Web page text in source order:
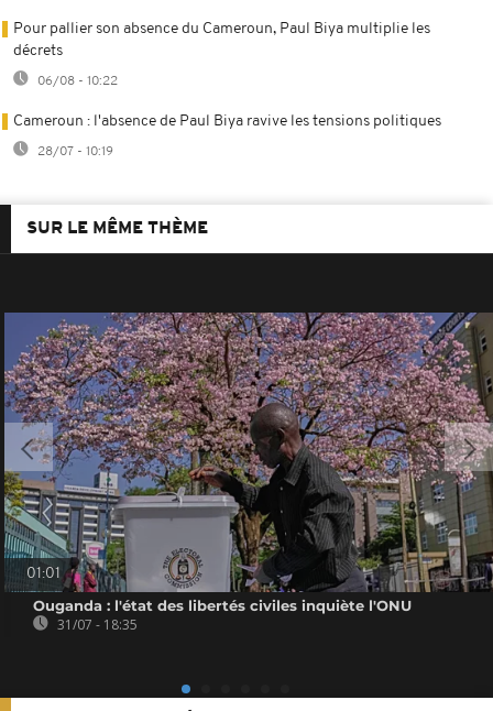
Pour pallier son absence du Cameroun, Paul Biya multiplie les
décrets
06/08 - 10:22
Cameroun : l'absence de Paul Biya ravive les tensions politiques
28/07 - 10:19
SUR LE MÊME THÈME
01:01
Ouganda : l'état des libertés civiles inquiète l'ONU
31/07 - 18:35